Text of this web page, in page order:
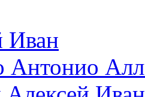
Иван
Антонио